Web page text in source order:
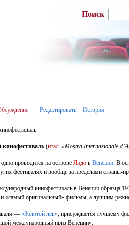
Поиск
Редактировать История
кинофестиваль (итал. «Mostra Internazionale
проводится на острове Лидо в Венеции. В
фестивалях и вообще за пределами страны-
кинофестиваль в Венеции образца
и «самый оригинальный» фильмы, а лучшим
— «Золотой лев», присуждается лучшему
международный приз Венеции».